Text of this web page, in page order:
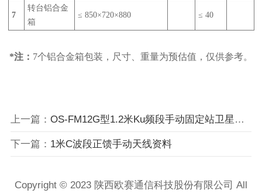
7
转台铝合金
箱
≤ 850×720×880 ≤ 40
*注： 7个铝合金箱包装，尺寸、 重量为预估值，仅供参考。
上一篇： OS-FM12G型1.2米Ku频段手动固定站卫星通信天线（玻璃钢）
下一篇： 1米C波段正馈手动天线资料
Copyright © 2023 陕西欧赛通信科技股份有限公司 All